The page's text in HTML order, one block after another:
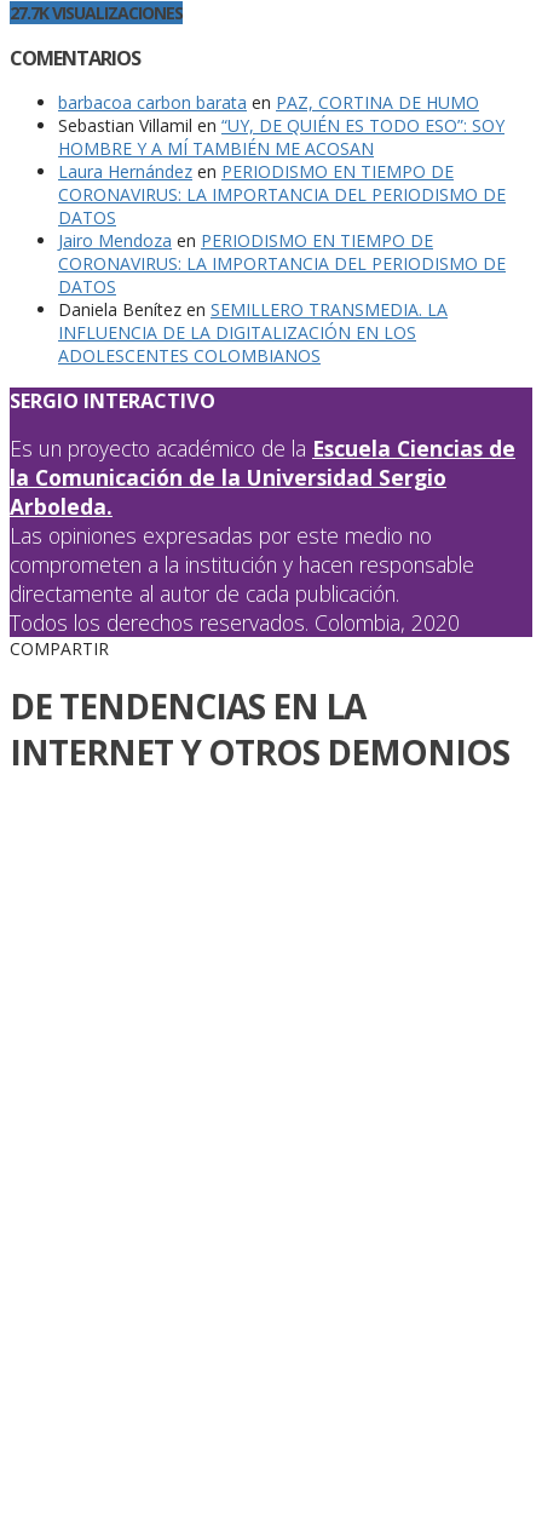
27.7K VISUALIZACIONES
COMENTARIOS
barbacoa carbon barata en PAZ, CORTINA DE HUMO
Sebastian Villamil en “UY, DE QUIÉN ES TODO ESO”: SOY
HOMBRE Y A MÍ TAMBIÉN ME ACOSAN
Laura Hernández en PERIODISMO EN TIEMPO DE
CORONAVIRUS: LA IMPORTANCIA DEL PERIODISMO DE
DATOS
Jairo Mendoza en PERIODISMO EN TIEMPO DE
CORONAVIRUS: LA IMPORTANCIA DEL PERIODISMO DE
DATOS
Daniela Benítez en SEMILLERO TRANSMEDIA. LA
INFLUENCIA DE LA DIGITALIZACIÓN EN LOS
ADOLESCENTES COLOMBIANOS
SERGIO INTERACTIVO
Es un proyecto académico de la Escuela Ciencias de
la Comunicación de la Universidad Sergio
Arboleda.
Las opiniones expresadas por este medio no
comprometen a la institución y hacen responsable
directamente al autor de cada publicación.
Todos los derechos reservados. Colombia, 2020
COMPARTIR
DE TENDENCIAS EN LA
INTERNET Y OTROS DEMONIOS